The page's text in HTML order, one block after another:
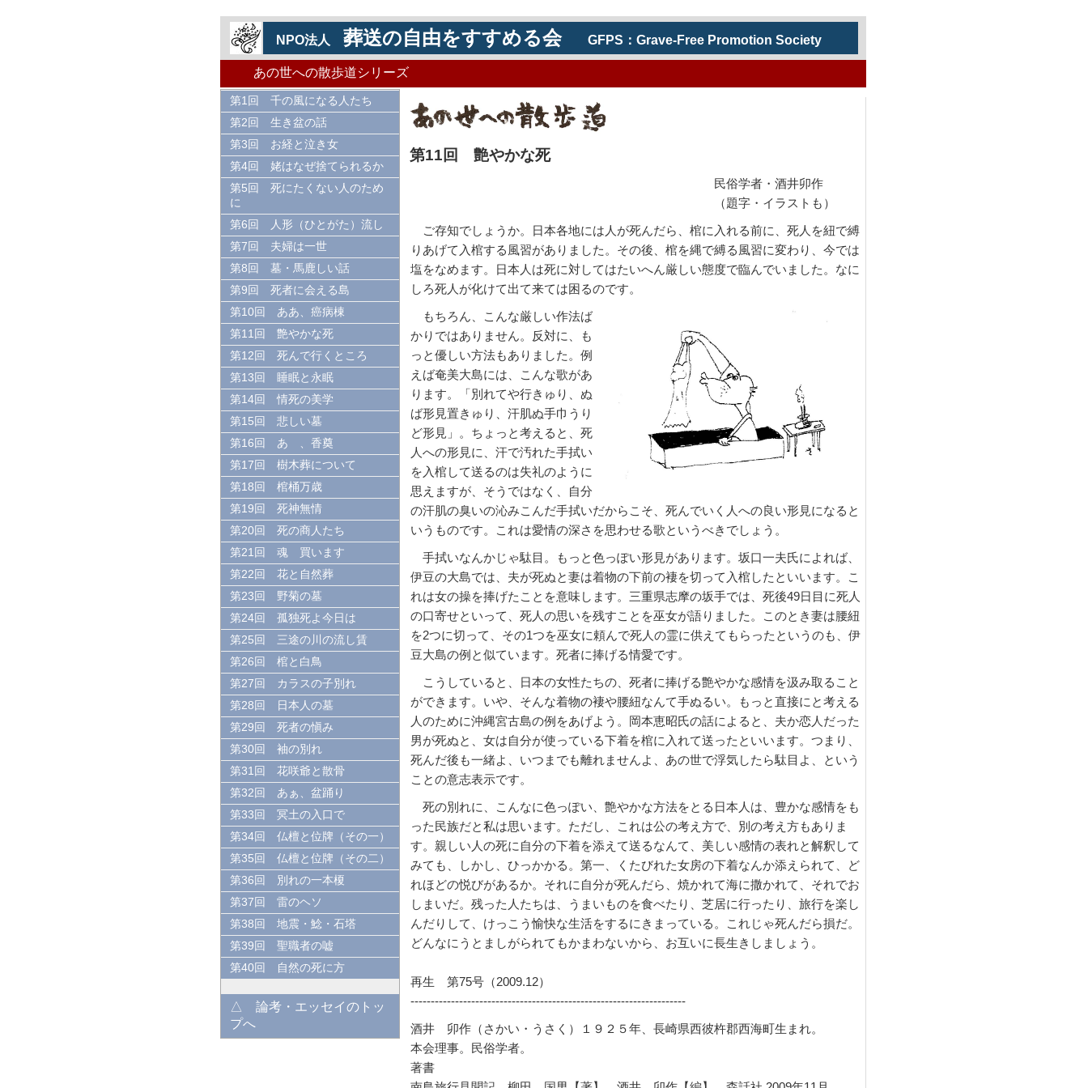
NPO法人 葬送の自由をすすめる会GFPS：Grave-Free Promotion Society
あの世への散歩道シリーズ
第1回 千の風になる人たち
第2回 生き盆の話
第3回 お経と泣き女
第4回 姥はなぜ捨てられるか
第5回 死にたくない人のため
に
第6回 人形（ひとがた）流し
第7回 夫婦は一世
第8回 墓・馬鹿しい話
第9回 死者に会える島
第10回 ああ、癌病棟
第11回 艶やかな死
第12回 死んで行くところ
第13回 睡眠と永眠
第14回 情死の美学
第15回 悲しい墓
第16回 あゝ、香奠
第17回 樹木葬について
第18回 棺桶万歳
第19回 死神無情
第20回 死の商人たち
第21回 魂 買います
第22回 花と自然葬
第23回 野菊の墓
第24回 孤独死よ今日は
第25回 三途の川の流し賃
第26回 棺と白鳥
第27回 カラスの子別れ
第28回 日本人の墓
第29回 死者の愼み
第30回 袖の別れ
第31回 花咲爺と散骨
第32回 あぁ、盆踊り
第33回 冥土の入口で
第34回 仏檀と位牌（その一）
第35回 仏檀と位牌（その二）
第36回 別れの一本榎
第37回 雷のヘソ
第38回 地震・鯰・石塔
第39回 聖職者の嘘
第40回 自然の死に方
△ 論考・エッセイのトッ
プへ
第11回 艶やかな死
民俗学者・酒井卯作
（題字・イラストも）
ご存知でしょうか。日本各地には人が死んだら、棺に入れる前に、死人を紐で縛
りあげて入棺する風習がありました。その後、棺を縄で縛る風習に変わり、今では
塩をなめます。日本人は死に対してはたいへん厳しい態度で臨んでいました。なに
しろ死人が化けて出て来ては困るのです。
もちろん、こんな厳しい作法ば
かりではありません。反対に、も
っと優しい方法もありました。例
えば奄美大島には、こんな歌があ
ります。「別れてや行きゅり、ぬ
ば形見置きゅり、汗肌ぬ手巾うり
ど形見」。ちょっと考えると、死
人への形見に、汗で汚れた手拭い
を入棺して送るのは失礼のように
思えますが、そうではなく、自分
の汗肌の臭いの沁みこんだ手拭いだからこそ、死んでいく人への良い形見になると
いうものです。これは愛情の深さを思わせる歌というべきでしょう。
手拭いなんかじゃ駄目。もっと色っぽい形見があります。坂口一夫氏によれば、
伊豆の大島では、夫が死ぬと妻は着物の下前の褄を切って入棺したといいます。こ
れは女の操を捧げたことを意味します。三重県志摩の坂手では、死後49日目に死人
の口寄せといって、死人の思いを残すことを巫女が語りました。このとき妻は腰紐
を2つに切って、その1つを巫女に頼んで死人の霊に供えてもらったというのも、伊
豆大島の例と似ています。死者に捧げる情愛です。
こうしていると、日本の女性たちの、死者に捧げる艶やかな感情を汲み取ること
ができます。いや、そんな着物の褄や腰紐なんて手ぬるい。もっと直接にと考える
人のために沖縄宮古島の例をあげよう。岡本恵昭氏の話によると、夫か恋人だった
男が死ぬと、女は自分が使っている下着を棺に入れて送ったといいます。つまり、
死んだ後も一緒よ、いつまでも離れませんよ、あの世で浮気したら駄目よ、という
ことの意志表示です。
死の別れに、こんなに色っぽい、艶やかな方法をとる日本人は、豊かな感情をも
った民族だと私は思います。ただし、これは公の考え方で、別の考え方もありま
す。親しい人の死に自分の下着を添えて送るなんて、美しい感情の表れと解釈して
みても、しかし、ひっかかる。第一、くたびれた女房の下着なんか添えられて、ど
れほどの悦びがあるか。それに自分が死んだら、焼かれて海に撒かれて、それでお
しまいだ。残った人たちは、うまいものを食べたり、芝居に行ったり、旅行を楽し
んだりして、けっこう愉快な生活をするにきまっている。これじゃ死んだら損だ。
どんなにうとましがられてもかまわないから、お互いに長生きしましょう。
再生 第75号（2009.12）
--------------------------------------------------------------------
酒井 卯作（さかい・うさく）１９２５年、長崎県西彼杵郡西海町生まれ。
本会理事。民俗学者。
著書